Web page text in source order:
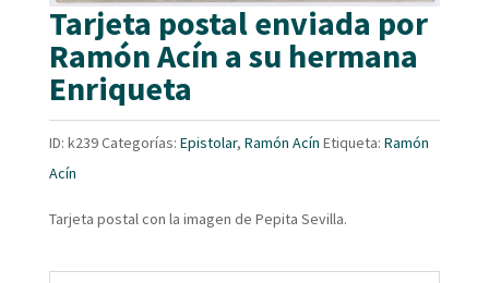
Tarjeta postal enviada por
Ramón Acín a su hermana
Enriqueta
ID: k239Categorías: Epistolar, Ramón Acín Etiqueta: Ramón
Acín
Tarjeta postal con la imagen de Pepita Sevilla.